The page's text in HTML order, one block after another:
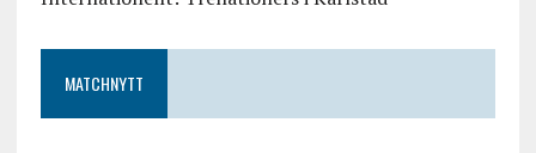
MATCHNYTT